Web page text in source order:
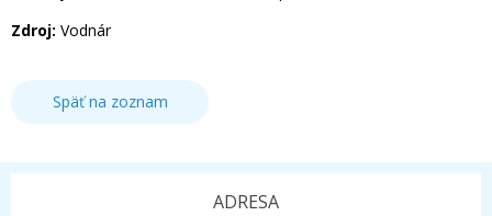
Zdroj: Vodnár
Späť na zoznam
ADRESA